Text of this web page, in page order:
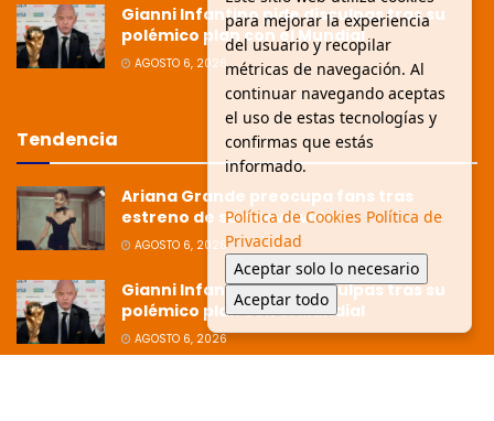
Gianni Infantino pide disculpas tras su
polémico plan con el Mundial
AGOSTO 6, 2026
Tendencia
Ariana Grande preocupa fans tras
estreno de su nuevo video
AGOSTO 6, 2026
Gianni Infantino pide disculpas tras su
polémico plan con el Mundial
AGOSTO 6, 2026
para mejorar la experiencia
del usuario y recopilar
métricas de navegación. Al
continuar navegando aceptas
el uso de estas tecnologías y
confirmas que estás
informado.
Política de Cookies Política de
Privacidad
Aceptar solo lo necesario
Aceptar todo